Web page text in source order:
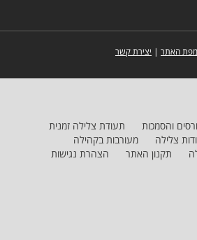
מפת האתר | יצירת קשר
והסמכות
תעודת צלילה זמנית
צלילה
מעורבות בקהילה
תקנון האתר הצהרת נגישות